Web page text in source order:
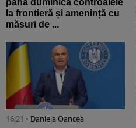
până duminică controalele
la frontieră și amenință cu
măsuri de ...
16:21 • Daniela Oancea